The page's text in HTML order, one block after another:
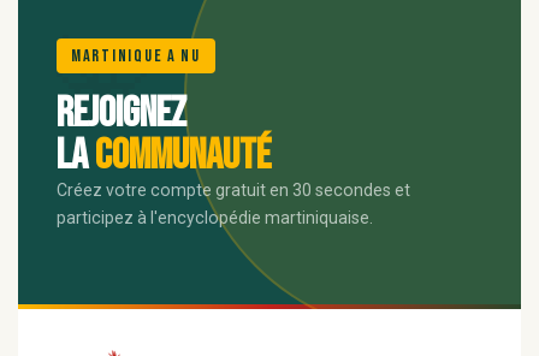
🌺
Martinique A Nu
Rejoignez
lacommunauté
Créez votre compte gratuit en 30 secondes et
participez à l'encyclopédie martiniquaise.